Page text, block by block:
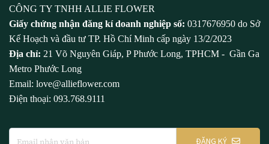
CÔNG TY TNHH ALLIE FLOWER
Giấy chứng nhận đăng kí doanh nghiệp số: 0317676950 do Sở
Kế Hoạch và đầu tư TP. Hồ Chí Minh cấp ngày 13/2/2023
Địa chỉ: 21 Võ Nguyên Giáp, P Phước Long, TPHCM - Gần Ga
Metro Phước Long
Email: love@allieflower.com
Điện thoại: 093.768.9111
ĐĂNG KÝ